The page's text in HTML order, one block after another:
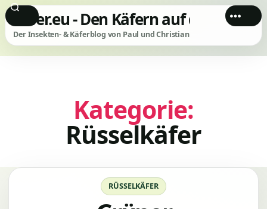
Käfer.eu - Den Käfern auf der Spur!
Der Insekten- & Käferblog von Paul und Christian
Kategorie:
Rüsselkäfer
Kategorien
RÜSSELKÄFER